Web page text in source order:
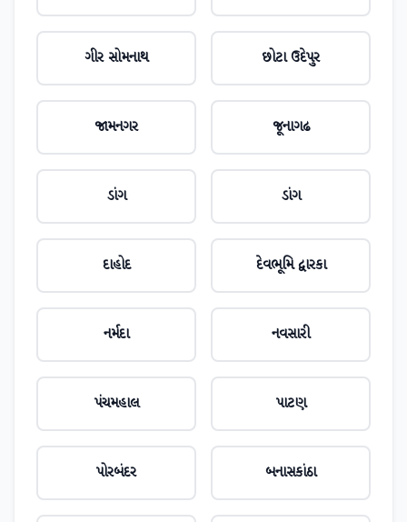
ગીર સોમનાથ છોટા ઉદેપુર
જામનગર જૂનાગઢ
ડાંગ ડાંગ
દાહોદ દેવભૂમિ દ્વારકા
નર્મદા નવસારી
પંચમહાલ પાટણ
પોરબંદર બનાસકાંઠા